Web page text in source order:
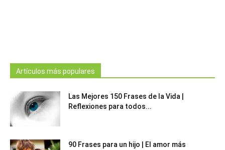
Artículos más populares
Las Mejores 150 Frases de la Vida |
Reflexiones para todos...
90 Frases para un hijo | El amor más